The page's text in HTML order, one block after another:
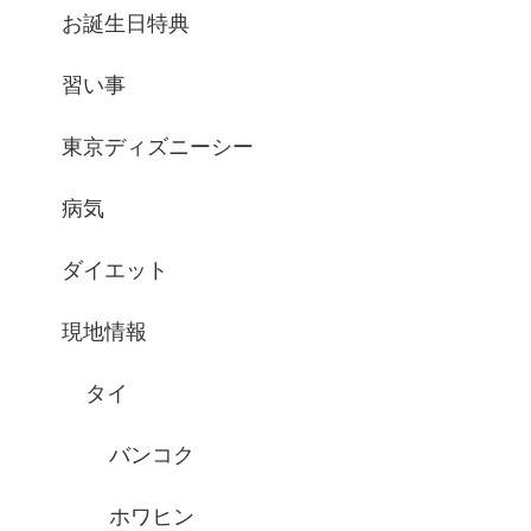
お誕生日特典
習い事
東京ディズニーシー
病気
ダイエット
現地情報
タイ
バンコク
ホワヒン